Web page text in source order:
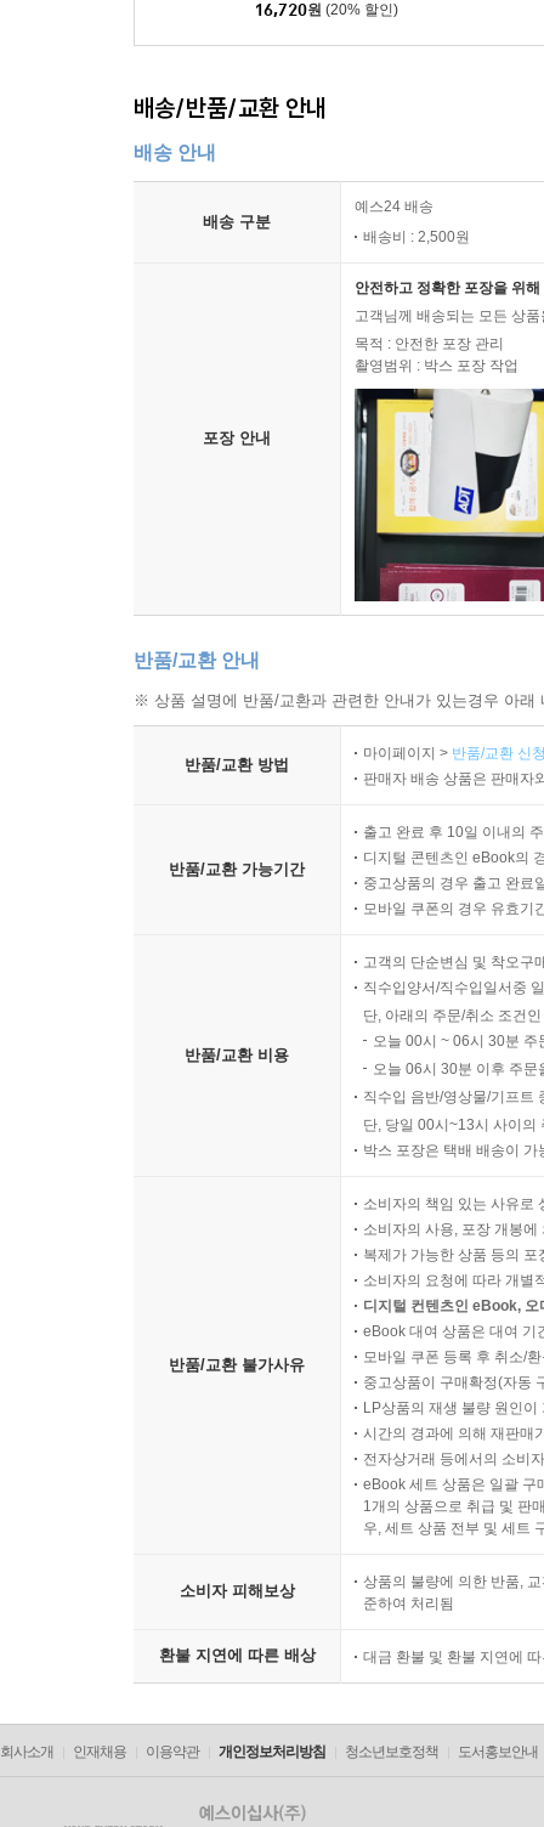
16,720원 (20% 할인)
배송/반품/교환 안내
배송 안내
배송 구분
예스24 배송
배송비 : 2,500원
포장 안내
안전하고 정확한 포장을 위
고객님께 배송되는 모든 상
목적 : 안전한 포장 관리
촬영범위 : 박스 포장 작업
반품/교환 안내
※ 상품 설명에 반품/교환과 관련한 안내가 있는경우 아
반품/교환 방법
마이페이지 > 반품/교환 신
판매자 배송 상품은 판매자
반품/교환 가능기간
출고 완료 후 10일 이내의
디지털 콘텐츠인 eBook의
중고상품의 경우 출고 완료
모바일 쿠폰의 경우 유효기
반품/교환 비용
고객의 단순변심 및 착오구
직수입양서/직수입일서중
단, 아래의 주문/취소 조건
오늘 00시 ~ 06시 30분
오늘 06시 30분 이후 주
직수입 음반/영상물/기프트
단, 당일 00시~13시 사이의
박스 포장은 택배 배송이
반품/교환 불가사유
소비자의 책임 있는 사유로
소비자의 사용, 포장 개봉
복제가 가능한 상품 등의
소비자의 요청에 따라 개별
디지털 컨텐츠인 eBook,
eBook 대여 상품은 대여 기
모바일 쿠폰 등록 후 취소/
중고상품이 구매확정(자동
LP상품의 재생 불량 원인
시간의 경과에 의해 재판매
전자상거래 등에서의 소비
eBook 세트 상품은 일괄 구
1개의 상품으로 취급 및 판
우, 세트 상품 전부 및 세트
소비자 피해보상
상품의 불량에 의한 반품,
준하여 처리됨
환불 지연에 따른 배상 대금 환불 및 환불 지연에
회사소개 인재채용 이용약관 개인정보처리방침 청소년보호정책 도서홍보안내